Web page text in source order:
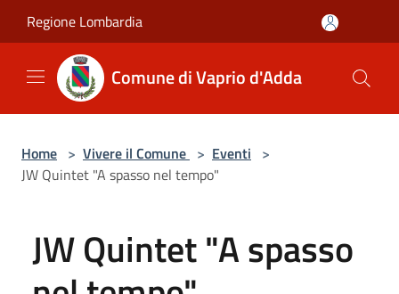
Regione Lombardia
Comune di Vaprio d'Adda
Home > Vivere il Comune > Eventi >
JW Quintet "A spasso nel tempo"
JW Quintet "A spasso